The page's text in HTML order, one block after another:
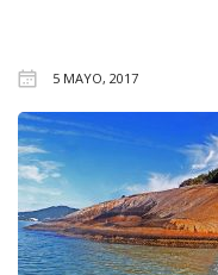
5 MAYO, 2017